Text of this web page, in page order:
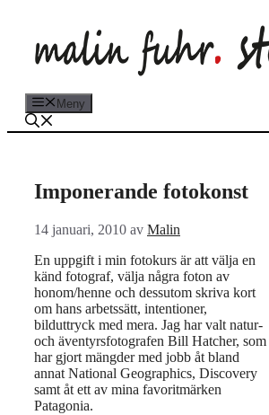
innehåll
Meny
Imponerande fotokonst
14 januari, 2010 av Malin
En uppgift i min fotokurs är att välja en
känd fotograf, välja några foton av
honom/henne och dessutom skriva kort
om hans arbetssätt, intentioner,
bilduttryck med mera. Jag har valt natur-
och äventyrsfotografen Bill Hatcher, som
har gjort mängder med jobb åt bland
annat National Geographics, Discovery
samt åt ett av mina favoritmärken
Patagonia.